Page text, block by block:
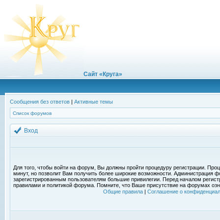
Сайт «Круга»
Сообщения без ответов | Активные темы
Список форумов
Вход
Для того, чтобы войти на форум, Вы должны пройти процедуру регистрации.
минут, но позволит Вам получить более широкие возможности. Администрация
зарегистрированным пользователям большие привилегии. Перед началом
правилами и политикой форума. Помните, что Ваше присутствие на форумах
Общие правила| Соглашение о